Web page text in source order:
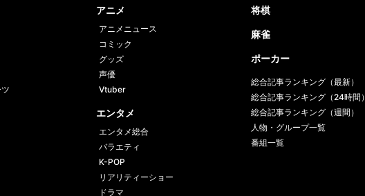
アニメ
アニメニュース
コミック
グッズ
声優
Vtuber
エンタメ
エンタメ総合
バラエティ
K-POP
リアリティーショー
ドラマ
将棋
麻雀
ポーカー
総合記事ランキング（最新）
総合記事ランキング（24時間）
総合記事ランキング（週間）
人物・グループ一覧
番組一覧